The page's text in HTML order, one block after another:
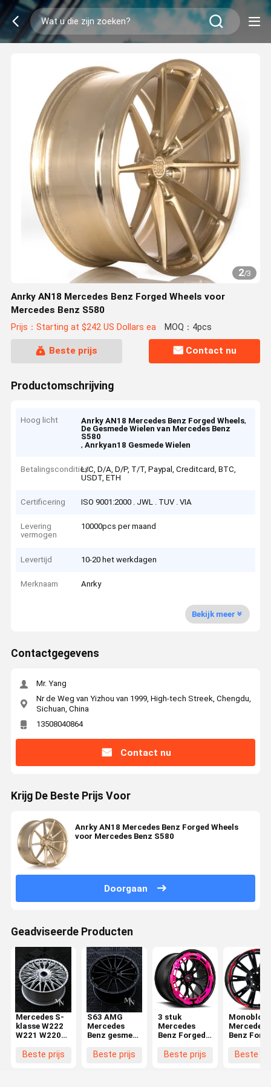
2/3
Anrky AN18 Mercedes Benz Forged Wheels voor
Mercedes Benz S580
Prijs：Starting at $242 US Dollars ea MOQ：4pcs
Beste prijs Contact nu
Productomschrijving
Hoog licht Anrky AN18 Mercedes Benz Forged Wheels,
De Gesmede Wielen van Mercedes Benz
S580
,Anrkyan18 Gesmede Wielen
BetalingsconditiesL/C, D/A, D/P, T/T, Paypal, Creditcard, BTC,
USDT, ETH
Certificering ISO 9001:2000 . JWL . TUV . VIA
Levering
vermogen
10000pcs per maand
Levertijd 10-20 het werkdagen
Merknaam Anrky
Bekijk meer
Contactgegevens
Mr. Yang
Nr de Weg van Yizhou van 1999, High-tech Streek, Chengdu,
Sichuan, China
13508040864
Contact nu
Krijg De Beste Prijs Voor
Anrky AN18 Mercedes Benz Forged Wheels
voor Mercedes Benz S580
Doorgaan
Geadviseerde Producten
Mercedes S-
klasse W222
W221 W220
S500 S550
Beste prijs
S63 AMG
Mercedes
Benz gesmeed
Beste prijs
3 stuk
Mercedes
Benz Forged
Beste prijs
Mercedes
Benz
Beste